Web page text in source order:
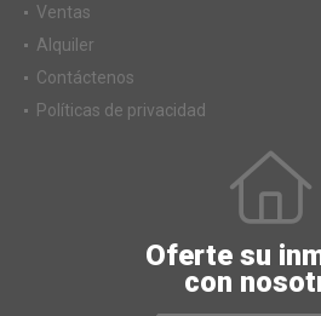
Ventas
Alquiler
Contáctenos
Políticas de privacidad
Oferte su
con